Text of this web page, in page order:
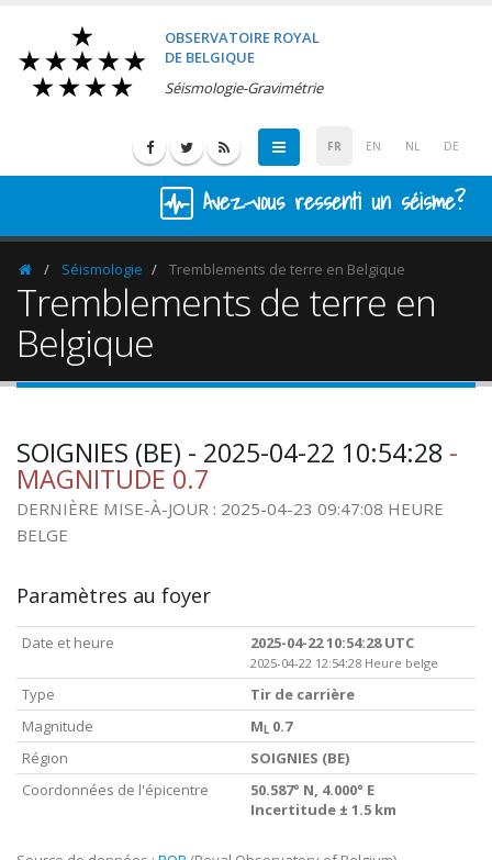
OBSERVATOIRE ROYAL
DE BELGIQUE
Séismologie-Gravimétrie
FR EN NL DE
Avez-vous ressenti un séisme?
HomepageSéismologie Tremblements de terre en Belgique
Tremblements de terre en
Belgique
SOIGNIES (BE) - 2025-04-22 10:54:28 -
MAGNITUDE 0.7
DERNIÈRE MISE-À-JOUR : 2025-04-23 09:47:08 HEURE
BELGE
Paramètres au foyer
Date et heure 2025-04-22 10:54:28 UTC
2025-04-22 12:54:28 Heure belge
Type
Tir de carrière
Magnitude
M L 0.7
Région
SOIGNIES (BE)
Coordonnées de l'épicentre
50.587° N, 4.000° E
Incertitude ± 1.5 km